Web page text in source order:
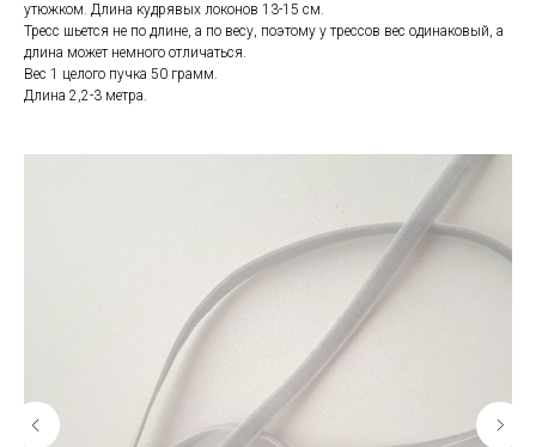
утюжком. Длина кудрявых локонов 13-15 см.
Тресс шьется не по длине, а по весу, поэтому у трессов вес одинаковый, а
длина может немного отличаться.
Вес 1 целого пучка 50 грамм.
Длина 2,2-3 метра.